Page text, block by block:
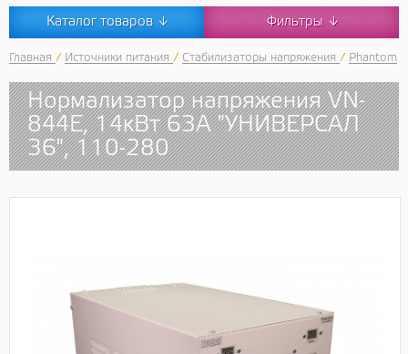
Каталог товаров ↓ Фильтры ↓
Главная / Источники питания / Стабилизаторы напряжения / Phantom
Нормализатор напряжения VN-
844E, 14кВт 63А "УНИВЕРСАЛ
36", 110-280